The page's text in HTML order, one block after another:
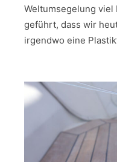
Weltumsegelung viel
geführt, dass wir
irgendwo eine